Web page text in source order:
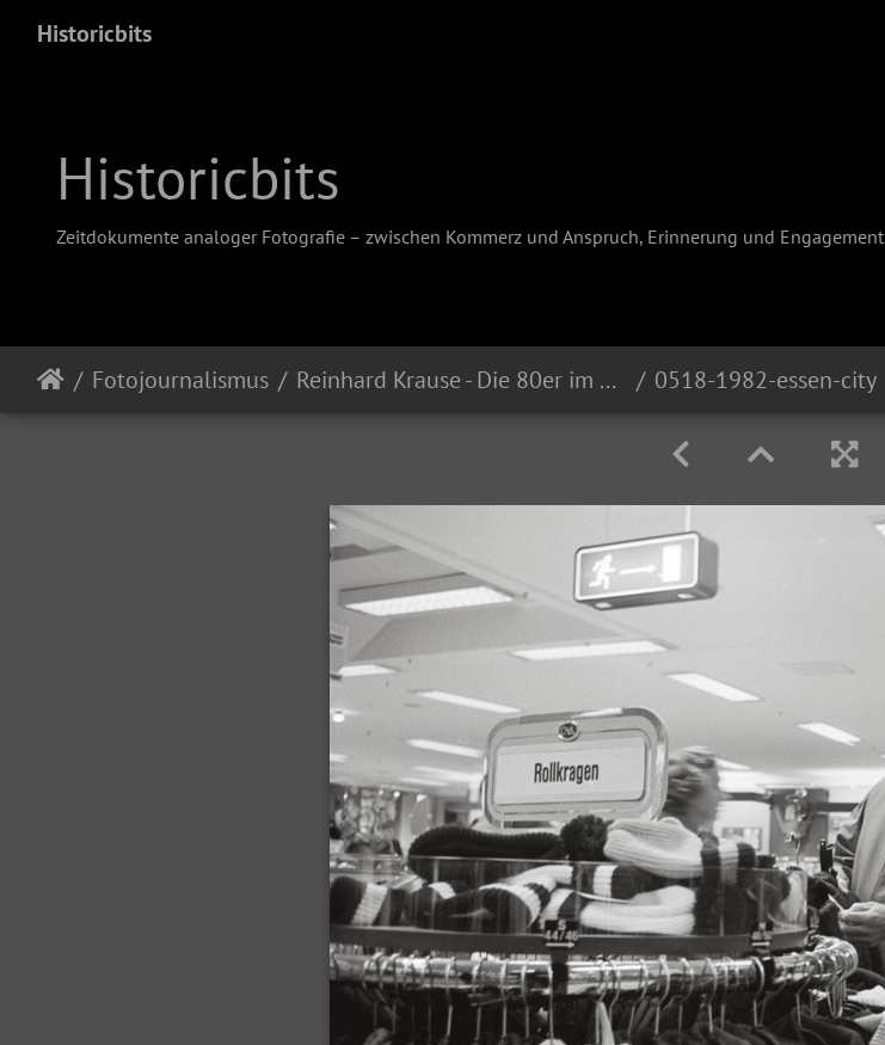
Historicbits
Historicbits
Zeitdokumente analoger Fotografie – zwischen Kommerz und Anspruch, Erinnerung und Engagement
Fotojournalismus Reinhard Krause - Die 80er im Ruhrgebiet 0518-1982-essen-city